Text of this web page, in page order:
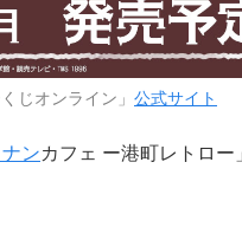
じオンライン」 公式サイト
ンカフェ ー港町レトロー